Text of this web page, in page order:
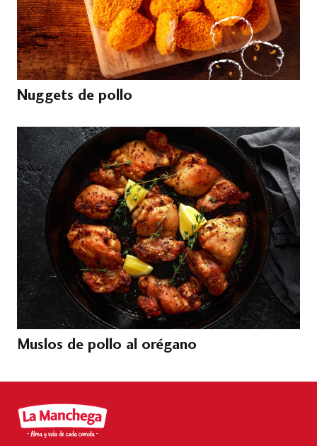
Nuggets de pollo
Muslos de pollo al orégano